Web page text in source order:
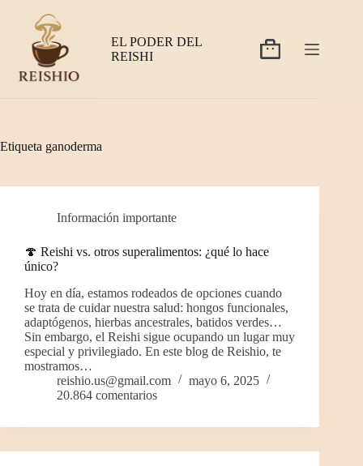
contenido
EL PODER DEL
REISHI
Carro
Etiqueta ganoderma
Información importante
🍄 Reishi vs. otros superalimentos: ¿qué lo hace
único?
Hoy en día, estamos rodeados de opciones cuando
se trata de cuidar nuestra salud: hongos funcionales,
adaptógenos, hierbas ancestrales, batidos verdes…
Sin embargo, el Reishi sigue ocupando un lugar muy
especial y privilegiado. En este blog de Reishio, te
mostramos…
reishio.us@gmail.com
mayo 6, 2025
20.864 comentarios